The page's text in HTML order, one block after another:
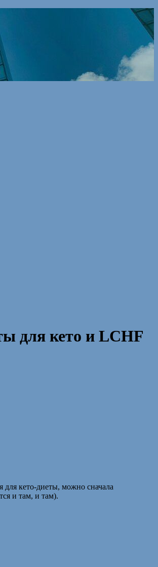
для кето и LCHF
для кето-диеты, можно сначала
и там, и там).